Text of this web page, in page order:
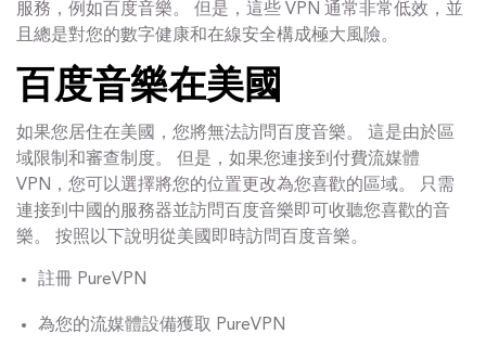
服務，例如百度音樂。 但是，這些 VPN 通常非常低效，並
且總是對您的數字健康和在線安全構成極大風險。
百度音樂在美國
如果您居住在美國，您將無法訪問百度音樂。 這是由於區
域限制和審查制度。 但是，如果您連接到付費流媒體
VPN，您可以選擇將您的位置更改為您喜歡的區域。 只需
連接到中國的服務器並訪問百度音樂即可收聽您喜歡的音
樂。 按照以下說明從美國即時訪問百度音樂。
註冊 PureVPN
為您的流媒體設備獲取 PureVPN